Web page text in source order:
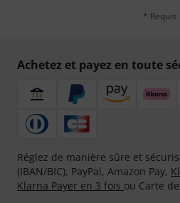
* Requis
Achetez et payez en toute
Réglez de manière sûre et
(IBAN/BIC), PayPal, Amazon Pay,
Klarna Payer en 3 fois ou Carte